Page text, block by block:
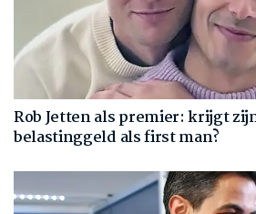
Rob Jetten als premier: krijgt
belastinggeld als first man?